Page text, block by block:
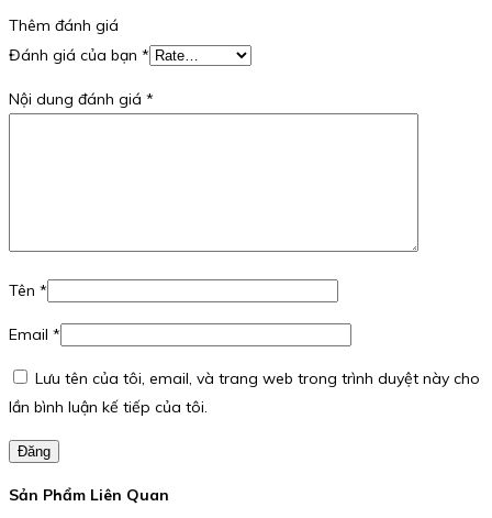
Thêm đánh giá
Đánh giá của bạn *
Nội dung đánh giá *
Tên *
Email *
Lưu tên của tôi, email, và trang web trong trình duyệt này cho
lần bình luận kế tiếp của tôi.
Đăng
Sản Phẩm Liên Quan